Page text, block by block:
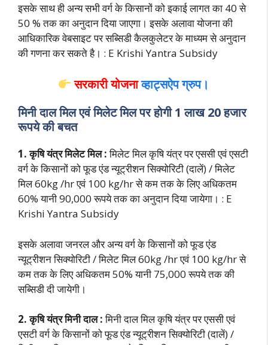
इसके साथ ही अन्य सभी वर्ग के किसानों को इकाई लागत का 40 से
50 % तक का अनुदान दिया जाएगा। इसके अलावा योजना की
आधिकारिक वेबसाइट पर सब्सिडी कैलकुलेटर के माध्यम से अनुदान
की गणना कर सकते है। : E Krishi Yantra Subsidy
सरकारी योजनाव्हाट्सऐप ग्रुप।
मिनी दाल मिल एवं मिलेट मिल पर होगी 1 लाख 20 हजार
रूपये की बचत
1. कृषि यंत्र मिलेट मिल :मिलेट मिल कृषि यंत्र पर एससी एवं एसटी
वर्ग के किसानों को फूड एंड न्यूट्रीशन सिक्योरिटी (दालें) / मिलेट
मिल 60kg /hr एवं 100 kg/hr से कम तक के लिए अधिकतम
60% यानी 90,000 रूपये तक का अनुदान दिया जायेगा। : E
Krishi Yantra Subsidy
इसके अलावा जनरल और अन्य वर्ग के किसानों को फूड एंड
न्यूट्रीशन सिक्योरिटी / मिलेट मिल 60kg /hr एवं 100 kg/hr से
कम तक के लिए अधिकतम 50% यानी 75,000 रूपये तक की
सब्सिडी दी जायेगी।
2. कृषि यंत्र मिनी दाल :मिनी दाल मिल कृषि यंत्र पर एससी एवं
एसटी वर्ग के किसानों को फूड एंड न्यूट्रीशन सिक्योरिटी (दालें) /